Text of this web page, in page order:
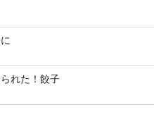
られた！餃子